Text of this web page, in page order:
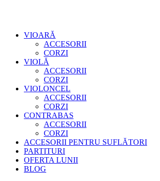
VIOARĂ
ACCESORII
CORZI
VIOLĂ
ACCESORII
CORZI
VIOLONCEL
ACCESORII
CORZI
CONTRABAS
ACCESORII
CORZI
ACCESORII PENTRU SUFLĂTORI
PARTITURI
OFERTA LUNII
BLOG